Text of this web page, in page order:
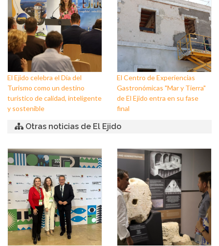
El Ejido celebra el Día del
Turismo como un destino
turístico de calidad, inteligente
y sostenible
El Centro de Experiencias
Gastronómicas "Mar y Tierra"
de El Ejido entra en su fase
final
Otras noticias de El Ejido